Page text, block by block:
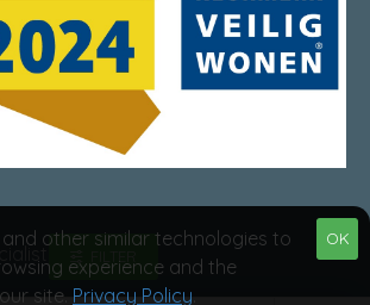
© 2025
OK
other similar technologies to
experience and the
site. Privacy Policy.